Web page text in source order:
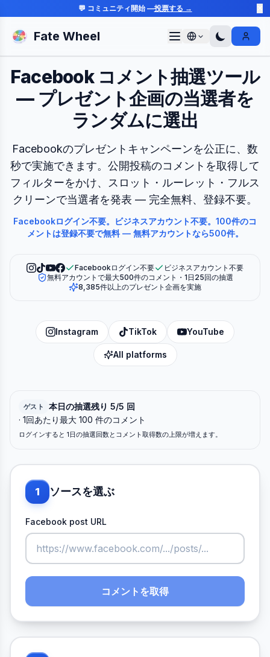
💬 コミュニティ開始 —投票する →
Fate Wheel Sign In
Facebook コメント抽選ツール
— プレゼント企画の当選者を
ランダムに選出
Facebookのプレゼントキャンペーンを公正に、数
秒で実施できます。公開投稿のコメントを取得して
フィルターをかけ、スロット・ルーレット・フルス
クリーンで当選者を発表 — 完全無料、登録不要。
Facebookログイン不要。ビジネスアカウント不要。100件のコ
メントは登録不要で無料 — 無料アカウントなら500件。
Facebookログイン不要
ビジネスアカウント不要
無料アカウントで最大500件のコメント・1日25回の抽選
8,385件以上のプレゼント企画を実施
Instagram TikTok YouTube
All platforms
ゲスト
本日の抽選残り 5/5 回
· 1回あたり最大 100 件のコメント
ログインすると 1日の抽選回数とコメント取得数の上限が増えます。
1 ソースを選ぶ
Facebook post URL
コメントを取得